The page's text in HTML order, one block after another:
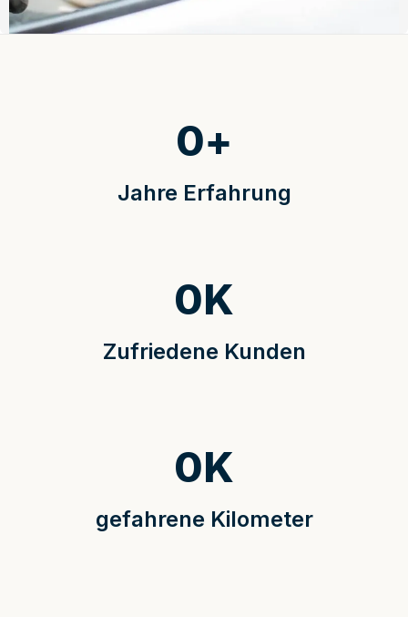
Jahre Erfahrung
0+
Zufriedene Kunden
0K
gefahrene Kilometer
0K